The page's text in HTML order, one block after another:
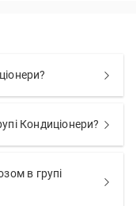
Кондиціонери?
в групі